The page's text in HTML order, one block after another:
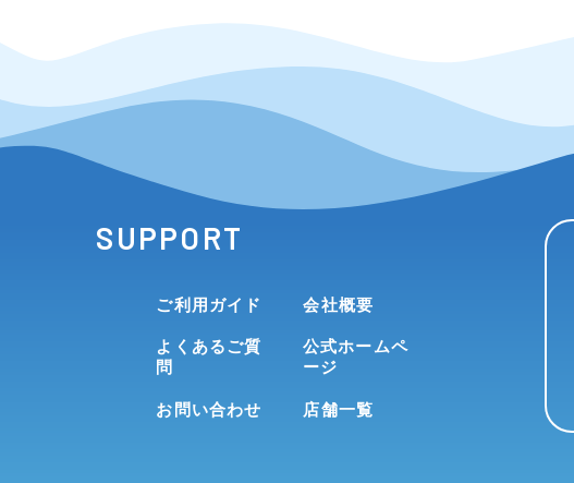
SUPPORT
ご利用ガイド
よくあるご質
問
お問い合わせ
会社概要
公式ホームペ
ージ
店舗一覧